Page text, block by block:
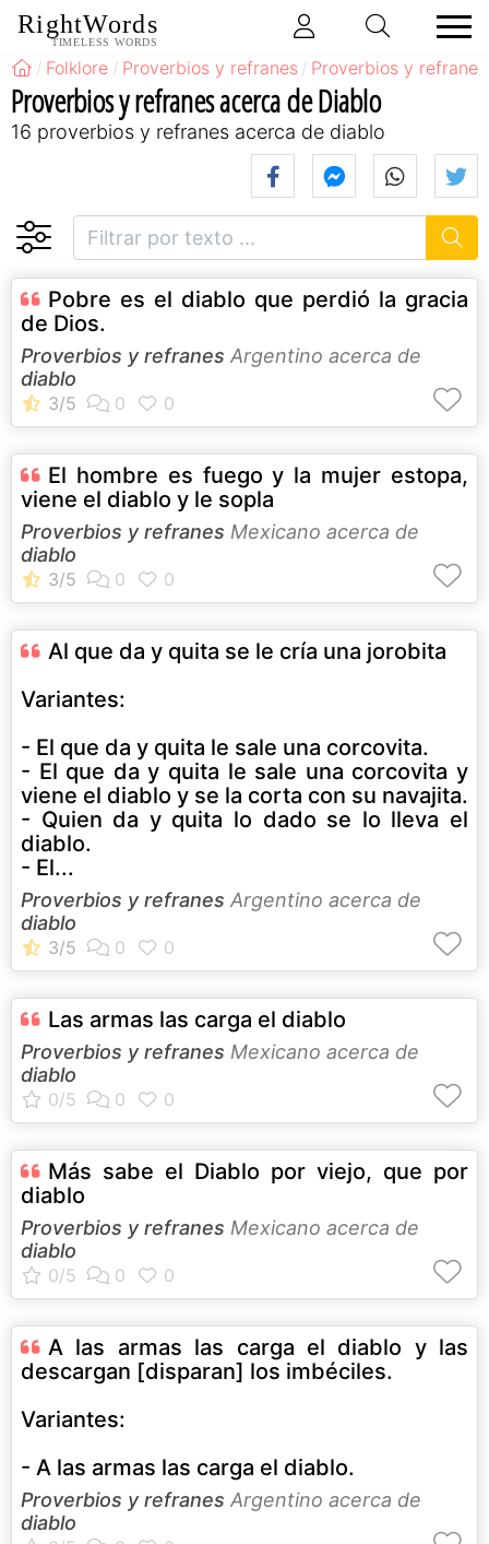
RightWords
TIMELESS WORDS
Folklore Proverbios y refranes Proverbios y
Proverbios y refranes acerca de Diablo
16 proverbios y refranes acerca de diablo
Pobre es el diablo que perdió la gracia
de Dios.
Proverbios y refranes Argentino acerca de
diablo
El hombre es fuego y la mujer estopa,
viene el diablo y le sopla
Proverbios y refranes Mexicano acerca de
diablo
Al que da y quita se le cría una jorobita
Variantes:
- El que da y quita le sale una corcovita.
- El que da y quita le sale una corcovita y
viene el diablo y se la corta con su navajita.
- Quien da y quita lo dado se lo lleva el
diablo.
- El...
Proverbios y refranes Argentino acerca de
diablo
Las armas las carga el diablo
Proverbios y refranes Mexicano acerca de
diablo
Más sabe el Diablo por viejo, que por
diablo
Proverbios y refranes Mexicano acerca de
diablo
A las armas las carga el diablo y las
descargan [disparan] los imbéciles.
Variantes:
- A las armas las carga el diablo.
Proverbios y refranes Argentino acerca de
diablo